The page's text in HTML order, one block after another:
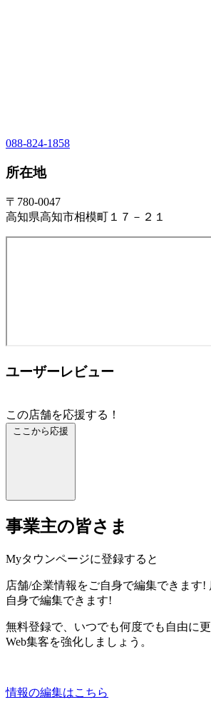
088-824-1858
所在地
〒780-0047
高知県高知市相模町１７－２１
ユーザーレビュー
この店舗を応援する！
ここから応援
事業主の皆さま
Myタウンページに登録すると
店舗/企業情報をご自身で編集できます!
自身で編集できます!
無料登録で、いつでも何度でも自由に
Web集客を強化しましょう。
情報の編集はこちら